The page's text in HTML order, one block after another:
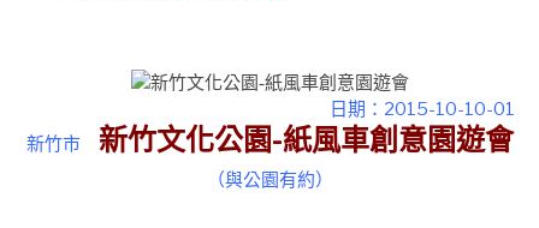
日期：2015-10-10-01
新竹市
新竹文化公園-紙風車創意園遊會
（與公園有約）